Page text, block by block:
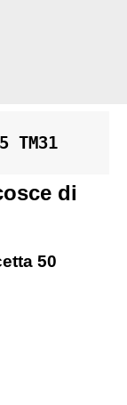
TM31
di
50